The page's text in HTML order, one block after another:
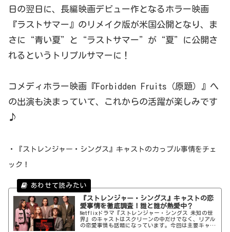
日の翌日に、長編映画デビュー作となるホラー映画
『ラストサマー』のリメイク版が米国公開となり、ま
さに“青い夏”と“ラストサマー”が“夏”に公開さ
れるというトリプルサマーに！
コメディホラー映画『Forbidden Fruits（原題）』へ
の出演も決まっていて、これからの活躍が楽しみです
♪
・『ストレンジャー・シングス』キャストのカっプル事情をチェ
ック！
『ストレンジャー・シングス』キャストの恋
愛事情を徹底調査！誰と誰が熱愛中？
Netflixドラマ『ストレンジャー・シングス 未知の世
界』のキャストはスクリーンの中だけでなく、リアル
の恋愛事情も話題になっています。今回は主要キャス